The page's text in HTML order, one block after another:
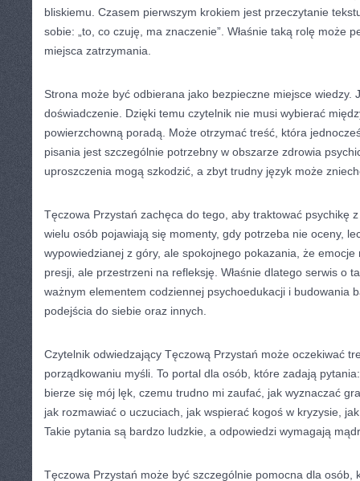
bliskiemu. Czasem pierwszym krokiem jest przeczytanie
sobie: „to, co czuję, ma znaczenie”. Właśnie taką rolę może
miejsca zatrzymania.
Strona może być odbierana jako bezpieczne miejsce wiedzy.
doświadczenie. Dzięki temu czytelnik nie musi wybierać
powierzchowną poradą. Może otrzymać treść, która
pisania jest szczególnie potrzebny w obszarze zdrowia
uproszczenia mogą szkodzić, a zbyt trudny język może
Tęczowa Przystań zachęca do tego, aby traktować psychikę
wielu osób pojawiają się momenty, gdy potrzeba nie oceny,
wypowiedzianej z góry, ale spokojnego pokazania, że emocje
presji, ale przestrzeni na refleksję. Właśnie dlatego serwis o
ważnym elementem codziennej psychoedukacji i budowania
podejścia do siebie oraz innych.
Czytelnik odwiedzający Tęczową Przystań może oczekiwać
porządkowaniu myśli. To portal dla osób, które zadają
bierze się mój lęk, czemu trudno mi zaufać, jak wyznaczać
jak rozmawiać o uczuciach, jak wspierać kogoś w kryzysie,
Takie pytania są bardzo ludzkie, a odpowiedzi wymagają
Tęczowa Przystań może być szczególnie pomocna dla osób,